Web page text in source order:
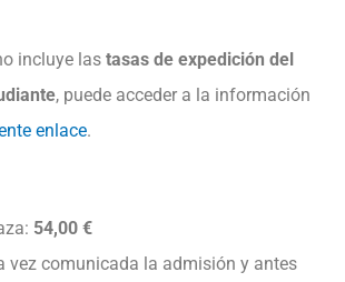
incluye las tasas de expedición del
, puede acceder a la información
enlace.
54,00 €
vez comunicada la admisión y antes